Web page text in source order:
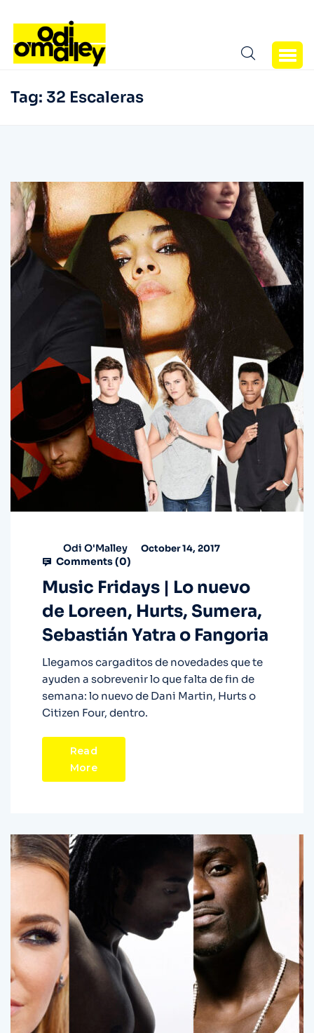
Tag: 32 Escaleras
Odi O'Malley October 14, 2017
Comments (0)
Music Fridays | Lo nuevo
de Loreen, Hurts, Sumera,
Sebastián Yatra o Fangoria
Llegamos cargaditos de novedades que te
ayuden a sobrevenir lo que falta de fin de
semana: lo nuevo de Dani Martin, Hurts o
Citizen Four, dentro.
Read
More